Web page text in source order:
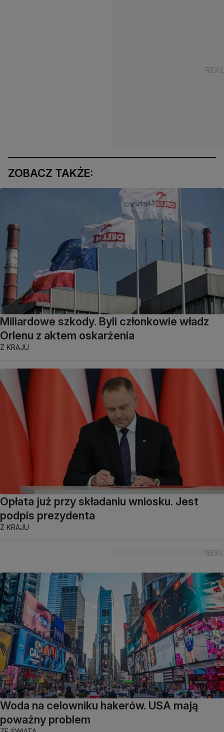
ZOBACZ TAKŻE:
Miliardowe szkody. Byli członkowie władz
Orlenu z aktem oskarżenia
Z KRAJU
Opłata już przy składaniu wniosku. Jest
podpis prezydenta
Z KRAJU
Woda na celowniku hakerów. USA mają
poważny problem